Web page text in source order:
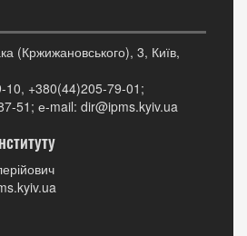
(Кржижановського), 3, Київ,
10, +380(44)205-79-01;
51; е-mail: dir@ipms.kyiv.ua